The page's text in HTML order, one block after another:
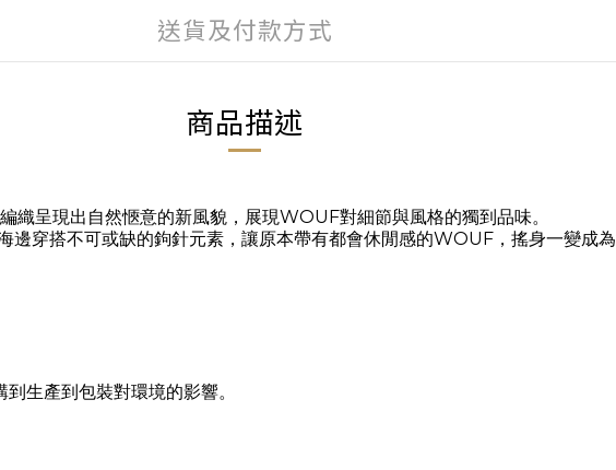
送貨及付款方式
商品描述
呈現出自然愜意的新風貌，展現WOUF對細節與風格的獨到品味。
穿搭不可或缺的鉤針元素，讓原本帶有都會休閒感的WOUF，搖身一變成為
生產到包裝對環境的影響。